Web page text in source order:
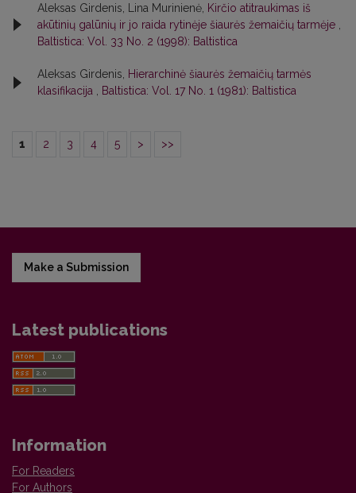
Aleksas Girdenis, Lina Murinienė, Kirčio atitraukimas iš
akūtinių galūnių ir jo raida rytinėje šiaurės žemaičių tarmėje
Baltistica: Vol. 33 No. 2 (1998): Baltistica
Aleksas Girdenis,
Hierarchinė šiaurės žemaičių tarmės
klasifikacija
Baltistica: Vol. 17 No. 1 (1981): Baltistica
1 2 3 4 5 > >>
Make a Submission
Latest publications
Information
For Readers
For Authors